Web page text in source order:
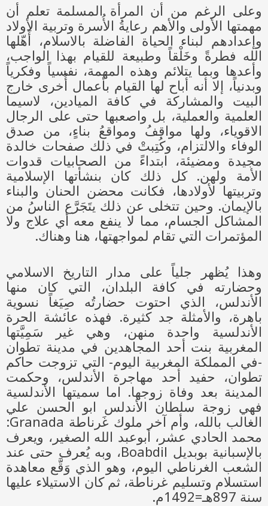
وعلى الرغم من أن المرأة المسلمة تعلم أن
مهمتها الأولى والأهم رعايةُ الأُسرة وتربية الأولاد
وإعدادهم لبناء الحياة الفاضلة بالاسلام، أَهّلها
الله فطرةً وخَلْقاً وطبيعة للقيام بهذا الواجب،
وأعدها وبما يتلائم وهذه المهمة، نفسياً وفكرياً
وبدنياً، إلا أنه أباح لها القيام بأعمال أُخرى خارج
البيت والمشاركة في كافة الميادين، لاسيما
العلمية والعملية، بل واصعبها حتى على الرجال
الاقوياء، ولها مواقفُ ومواقعُ بناءٍ، من صدق
الوفاء والالتزام، وكُتِبتْ في ذلك صفحات خالدة
مجيدة ومضيئة، ابتداءً من الصحابيات قدوات
الأمة ولهن. كل ذلك كان بنشأتها الإسلامية
وتربيتها لأولادها، فكانت محضن الحنان والبناء
بالإيمان. وحين تتخلى عن ذلك يتَجَرَّع الناسُ من
المشاكل الجسام، مما لا ينفع معه أي علاج ولا
المؤتمرات التي تقام لمواجهتها، هنا وهناك.
وهذا يُظهر جلياً على مدار التاريخ الاسلامي
وحضارته في كافة البلدان، التي كان منها
الأندلس، الذي احتوت حضارتُه صِيَغاً نسوية
باهرة، والأمثلة جد كثيرة. فهذه عائشة الحرة
الأندلسية واحدة منهن، وهي غير سَمِيَّتها
المغربية بنت أحد المجاهدين في مدينة تطوان
-في المملكة المغربية اليوم- التي تزوجت حاكم
تطوان، حفيد أحد مهاجرة الأندلس، وحكمت
المدينة بعد وفاة زوجها. اما سميتها الأندلسية
فهي زوجة سلطان الأندلس ابو الحسن علي
الغالب بالله، وأم آخر ملوك غَرناطة Granada:
محمد الحادي عشر، أبوعبد الله الصغير، ويعرف
بالإسبانية بوبديل Boabdil، وبه يُعرف حتى عند
الشعب الغرناطي اليوم، وهو الذي وَقَّع معاهدة
استسلام وتسليم غرناطة، ثم كان الاستيلاء عليها
سنة 897هـ=1492م.